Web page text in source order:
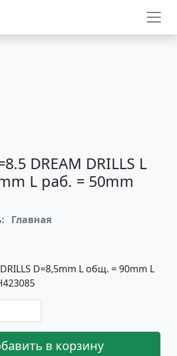
DREAM DRILLS L
L раб. = 50mm
Главная
D=8,5mm L общ. = 90mm L
в корзину